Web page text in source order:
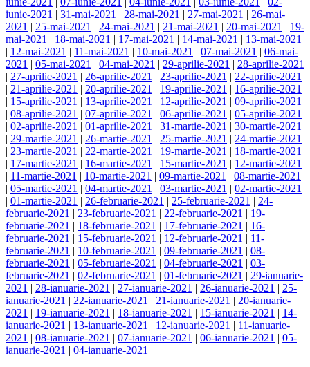
iunie-2021 | 31-mai-2021 | 28-mai-2021 | 27-mai-2021 | 26-mai-
2021 | 25-mai-2021 | 24-mai-2021 | 21-mai-2021 | 20-mai-2021 | 19-
mai-2021 | 18-mai-2021 | 17-mai-2021 | 14-mai-2021 | 13-mai-2021
| 12-mai-2021 | 11-mai-2021 | 10-mai-2021 | 07-mai-2021 | 06-mai-
2021 | 05-mai-2021 | 04-mai-2021 | 29-aprilie-2021 | 28-aprilie-2021
| 27-aprilie-2021 | 26-aprilie-2021 | 23-aprilie-2021 | 22-aprilie-2021
| 21-aprilie-2021 | 20-aprilie-2021 | 19-aprilie-2021 | 16-aprilie-2021
| 15-aprilie-2021 | 13-aprilie-2021 | 12-aprilie-2021 | 09-aprilie-2021
| 08-aprilie-2021 | 07-aprilie-2021 | 06-aprilie-2021 | 05-aprilie-2021
| 02-aprilie-2021 | 01-aprilie-2021 | 31-martie-2021 | 30-martie-2021
| 29-martie-2021 | 26-martie-2021 | 25-martie-2021 | 24-martie-2021
| 23-martie-2021 | 22-martie-2021 | 19-martie-2021 | 18-martie-2021
| 17-martie-2021 | 16-martie-2021 | 15-martie-2021 | 12-martie-2021
| 11-martie-2021 | 10-martie-2021 | 09-martie-2021 | 08-martie-2021
| 05-martie-2021 | 04-martie-2021 | 03-martie-2021 | 02-martie-2021
| 01-martie-2021 | 26-februarie-2021 | 25-februarie-2021 | 24-
februarie-2021 | 23-februarie-2021 | 22-februarie-2021 | 19-
februarie-2021 | 18-februarie-2021 | 17-februarie-2021 | 16-
februarie-2021 | 15-februarie-2021 | 12-februarie-2021 | 11-
februarie-2021 | 10-februarie-2021 | 09-februarie-2021 | 08-
februarie-2021 | 05-februarie-2021 | 04-februarie-2021 | 03-
februarie-2021 | 02-februarie-2021 | 01-februarie-2021 | 29-ianuarie-
2021 | 28-ianuarie-2021 | 27-ianuarie-2021 | 26-ianuarie-2021 | 25-
ianuarie-2021 | 22-ianuarie-2021 | 21-ianuarie-2021 | 20-ianuarie-
2021 | 19-ianuarie-2021 | 18-ianuarie-2021 | 15-ianuarie-2021 | 14-
ianuarie-2021 | 13-ianuarie-2021 | 12-ianuarie-2021 | 11-ianuarie-
2021 | 08-ianuarie-2021 | 07-ianuarie-2021 | 06-ianuarie-2021 | 05-
ianuarie-2021 | 04-ianuarie-2021 |